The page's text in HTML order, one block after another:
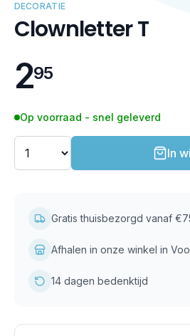
DECORATIE
Clownletter T
295
Op voorraad - snel geleverd
In
Gratis thuisbezorgd vanaf
Afhalen in onze winkel in
14 dagen bedenktijd